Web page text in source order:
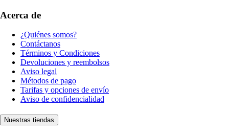
Acerca de
¿Quiénes somos?
Contáctanos
Términos y Condiciones
Devoluciones y reembolsos
Aviso legal
Métodos de pago
Tarifas y opciones de envío
Aviso de confidencialidad
Nuestras tiendas